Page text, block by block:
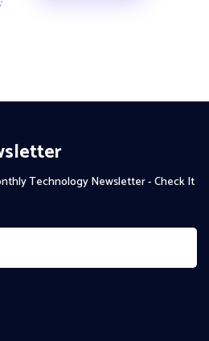
Technology Newsletter - Check It